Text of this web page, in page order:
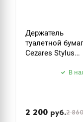
Держатель
туалетной
Cezares Stylus
В
2 200 руб.2